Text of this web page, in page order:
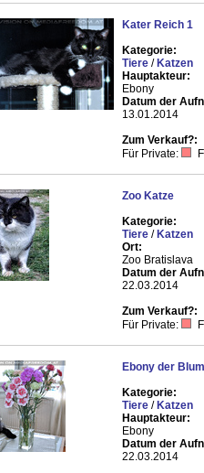
Kater Reich 1
Kategorie:
Tiere / Katzen
Hauptakteur:
Ebony
Datum der
13.01.2014
Zum Verkauf?:
Für Private:
Zoo Katze
Kategorie:
Tiere / Katzen
Ort:
Zoo Bratislava
Datum der
22.03.2014
Zum Verkauf?:
Für Private:
Ebony der
Kategorie:
Tiere / Katzen
Hauptakteur:
Ebony
Datum der
22.03.2014